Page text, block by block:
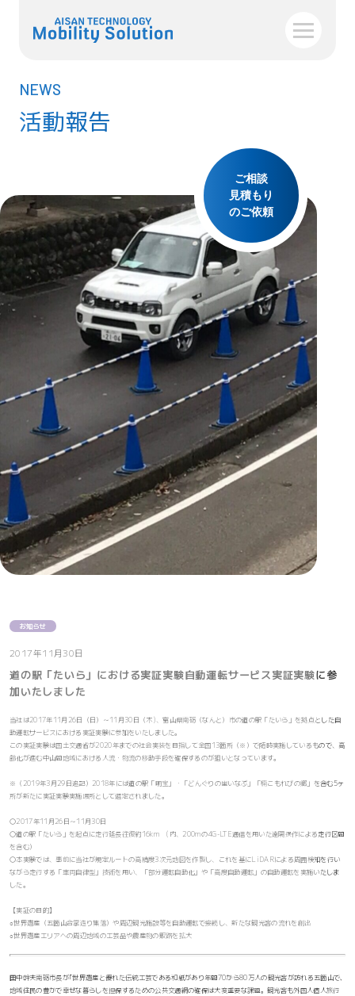
NEWS
活動報告
ご相談
見積もり
のご依頼
お知らせ
2017年11月30日
道の駅「たいら」における実証実験自動運転サービス実証実験に参
加いたしました
当社は2017年11月26日（日）～11月30日（木)、富山県南砺（なんと）市の道の駅「たいら」を拠点とした自
動運転サービスにおける実証実験に参加をいたしました。
この実証実験は国土交通省が2020年までの社会実装を目指して全国13箇所（※）で随時実施しているもので、高
齢化が進む中山間地域における人流・物流の移動手段を確保するのが狙いとなっています。
※（2019年3月29日追記）2018年には道の駅「明宝」・「どんぐりの里いなぶ」「楠こもれびの郷」を含む5ヶ
所が新たに実証実験実施場所として選定されました。
〇2017年11月26日～11月30日
〇道の駅「たいら」を起点に走行延長往復約16km (内、200mの4G-LTE通信を用いた遠隔操作による走行区間
を含む）
〇本実験では、事前に当社が規定ルートの高精度3次元地図を作製し、これを基にLiDARによる周囲検知を行い
ながら走行する「車両自律型」技術を用い、「部分運転自動化」や「高度自動運転」の自動運転を実施いたしま
した。
【実証の目的】
○世界遺産（五箇山合掌造り集落）や周辺観光施設等を自動運転で接続し、新たな観光客の流れを創出
○世界遺産エリアへの周辺地域の工芸品や農産物の販路を拡大
田中幹夫南砺市長が｢世界遺産と優れた伝統工芸である和紙があり年間70から80万人の観光客が訪れる五箇山で､
地域住民の豊かで幸せな暮らしを担保するための公共交通網の確保は大変重要な課題。観光客も外国人個人旅行